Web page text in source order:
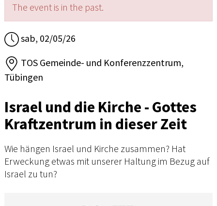
The event is in the past.
sab, 02/05/26
TOS Gemeinde- und Konferenzzentrum,
Tübingen
Israel und die Kirche - Gottes
Kraftzentrum in dieser Zeit
Wie hängen Israel und Kirche zusammen? Hat
Erweckung etwas mit unserer Haltung im Bezug auf
Israel zu tun?